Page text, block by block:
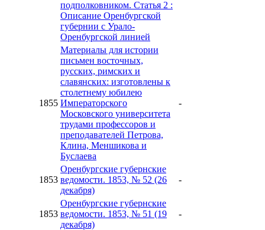
подполковником. Статья 2 :
Описание Оренбургской
губернии с Урало-
Оренбургской линией
1855
Материалы для истории
письмен восточных,
русских, римских и
славянских: изготовлены к
столетнему юбилею
Императорского
Московского университета
трудами профессоров и
преподавателей Петрова,
Клина, Меншикова и
Буслаева
-
1853
Оренбургские губернские
ведомости. 1853, № 52 (26
декабря)
-
1853
Оренбургские губернские
ведомости. 1853, № 51 (19
декабря)
-